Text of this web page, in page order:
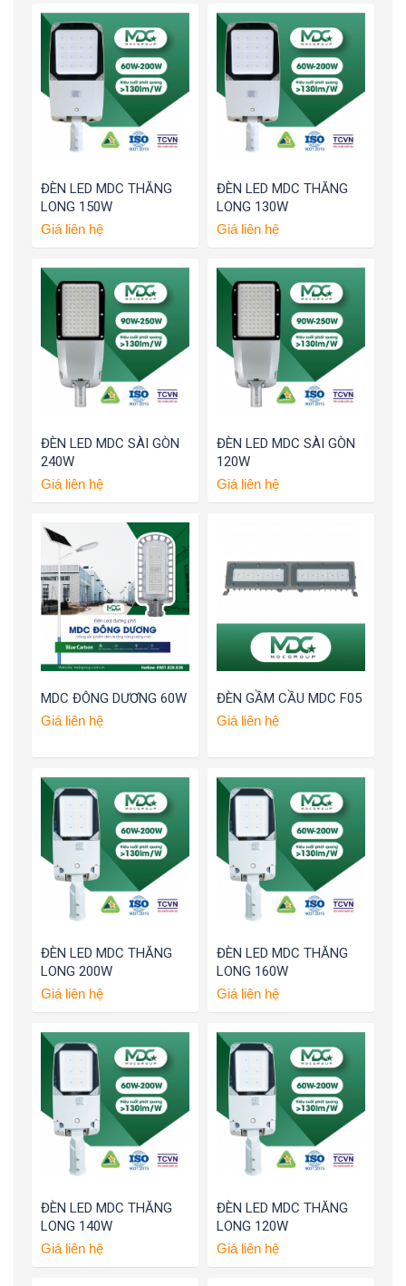
ĐÈN LED MDC THĂNG
LONG 150W
Giá liên hệ
ĐÈN LED MDC THĂNG
LONG 130W
Giá liên hệ
ĐÈN LED MDC SÀI GÒN
240W
Giá liên hệ
ĐÈN LED MDC SÀI GÒN
120W
Giá liên hệ
MDC ĐÔNG DƯƠNG 60W
Giá liên hệ
ĐÈN GẦM CẦU MDC F05
Giá liên hệ
ĐÈN LED MDC THĂNG
LONG 200W
Giá liên hệ
ĐÈN LED MDC THĂNG
LONG 160W
Giá liên hệ
ĐÈN LED MDC THĂNG
LONG 140W
Giá liên hệ
ĐÈN LED MDC THĂNG
LONG 120W
Giá liên hệ